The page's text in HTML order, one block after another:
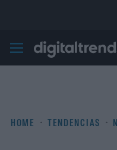
Digital
HOME TENDENCIAS